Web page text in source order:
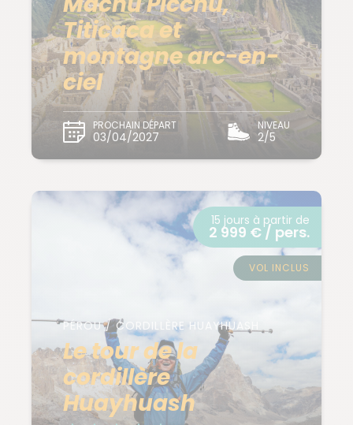
Titicaca et
montagne arc-en-
ciel
PROCHAIN DÉPART
03/04/2027
NIVEAU
2/5
PÉROU / CORDILLÈRE HUAYHUASH
Le tour de la
cordillère
Huayhuash
15 jours à partir de
2 999 € / pers.
VOL INCLUS